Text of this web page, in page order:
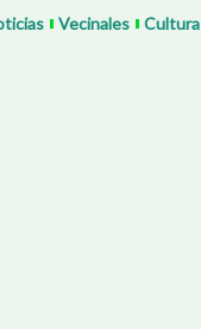
Vecinales Cultura